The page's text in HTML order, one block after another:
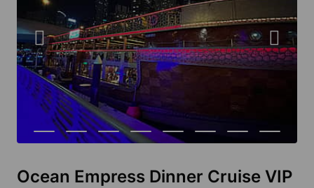
Ocean Empress Dinner Cruise VIP